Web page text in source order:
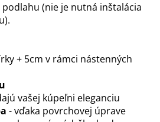
(nie je nutná inštalácia
+ 5cm v rámci nástenných
vašej kúpeľni eleganciu
- vďaka povrchovej úprave